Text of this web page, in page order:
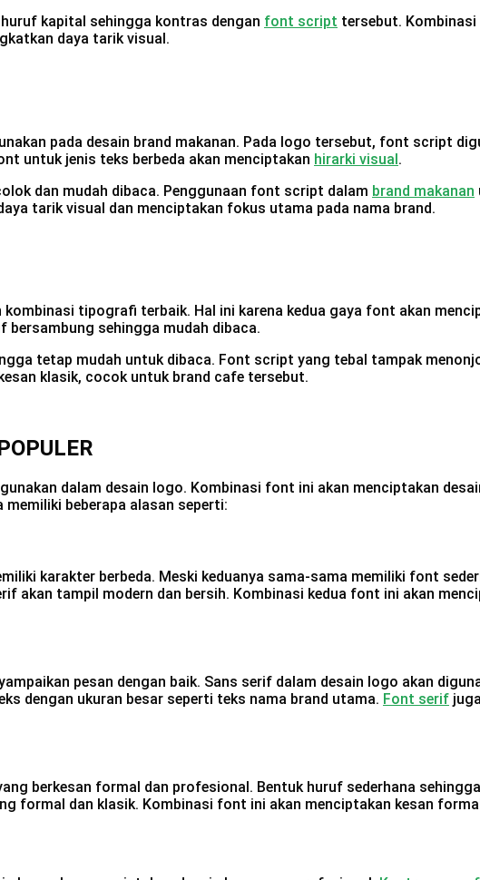
kapital sehingga kontras dengan font script tersebut.
daya tarik visual.
pada desain brand makanan. Pada logo tersebut, font script
untuk jenis teks berbeda akan menciptakan hirarki visual.
dan mudah dibaca. Penggunaan font script dalam brand makanan
tarik visual dan menciptakan fokus utama pada nama brand.
tipografi terbaik. Hal ini karena kedua gaya font akan
bersambung sehingga mudah dibaca.
tetap mudah untuk dibaca. Font script yang tebal tampak
klasik, cocok untuk brand cafe tersebut.
dalam desain logo. Kombinasi font ini akan menciptakan
beberapa alasan seperti:
karakter berbeda. Meski keduanya sama-sama memiliki font
akan tampil modern dan bersih. Kombinasi kedua font ini akan
pesan dengan baik. Sans serif dalam desain logo akan
dengan ukuran besar seperti teks nama brand utama. Font serif
berkesan formal dan profesional. Bentuk huruf sederhana
formal dan klasik. Kombinasi font ini akan menciptakan kesan